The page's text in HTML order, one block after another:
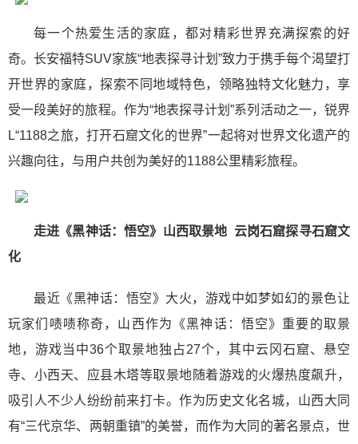
每一个热爱生活的家庭，都对精彩世界充满探索的好
奇。长安福特SUV家族“地表探寻计划”致力于携手每个渴望打
开世界的家庭，探索不同地域特色，领略独特文化魅力，享
受一段美好的旅程。作为“地表探寻计划”系列活动之一，锐界
L“1188之旅，打开石窟文化的世界”一起将对世界文化遗产的
兴趣向往，与用户共创为美好的1188公里精彩旅程。
走进《黑神话：悟空》山西取景地 云岗石窟探寻石窟文
化
最近《黑神话：悟空》大火，游戏中如梦如幻的景色让
玩家们啧啧称奇，山西作为《黑神话：悟空》重要的取景
地，游戏当中36个取景地独占27个，其中云冈石窟、悬空
寺、小西天、应县木塔等取景地随着游戏的火爆热度飙升，
吸引人不少人纷纷前来打卡。作为历史文化名城，山西大同
有“三代京华、两朝重镇”的美誉，而作为大同的著名景点，世